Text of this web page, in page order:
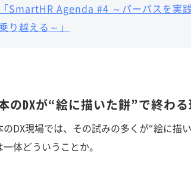
「SmartHR Agenda #4 ～パーパスを実
乗り越える～」
のDXが“絵に描いた餅”で終わる
DX現場では、その試みの多くが“絵に描
一体どういうことか。